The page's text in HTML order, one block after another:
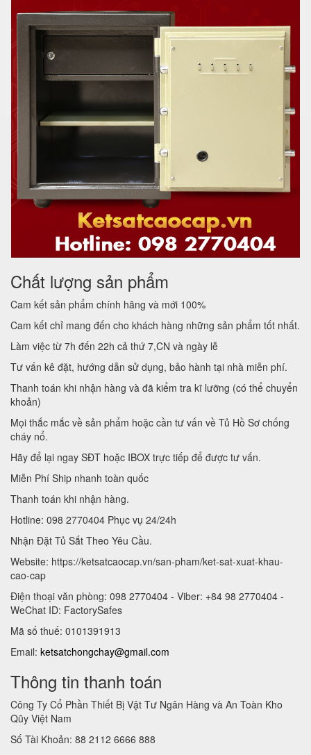
Chất lượng sản phẩm
Cam kết sản phẩm chính hãng và mới 100%
Cam kết chỉ mang đến cho khách hàng những sản phẩm tốt nhất.
Làm việc từ 7h đến 22h cả thứ 7,CN và ngày lễ
Tư vấn kê đặt, hướng dẫn sử dụng, bảo hành tại nhà miễn phí.
Thanh toán khi nhận hàng và đã kiểm tra kĩ lưỡng (có thể chuyển
khoản)
Mọi thắc mắc về sản phẩm hoặc cần tư vấn về Tủ Hồ Sơ chống
cháy nổ.
Hãy để lại ngay SĐT hoặc IBOX trực tiếp để được tư vấn.
Miễn Phí Ship nhanh toàn quốc
Thanh toán khi nhận hàng.
Hotline: 098 2770404 Phục vụ 24/24h
Nhận Đặt Tủ Sắt Theo Yêu Cầu.
Website: https://ketsatcaocap.vn/san-pham/ket-sat-xuat-khau-
cao-cap
Điện thoại văn phòng: 098 2770404 - Viber: +84 98 2770404 -
WeChat ID: FactorySafes
Mã số thuế: 0101391913
Email: ketsatchongchay@gmail.com
Thông tin thanh toán
Công Ty Cổ Phần Thiết Bị Vật Tư Ngân Hàng và An Toàn Kho
Qũy Việt Nam
Số Tài Khoản: 88 2112 6666 888